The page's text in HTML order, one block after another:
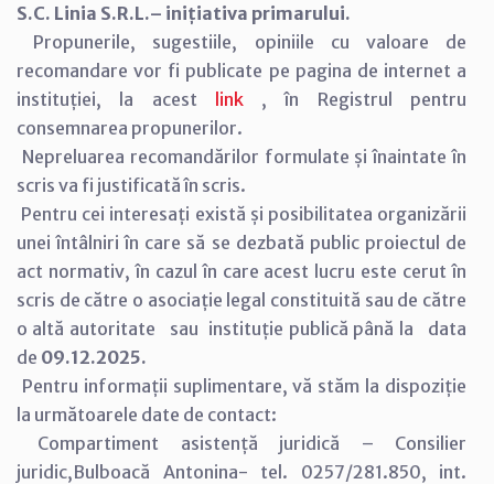
S.C. Linia S.R.L.– inițiativa primarului.
Propunerile, sugestiile, opiniile cu valoare de
recomandare vor fi publicate pe pagina de internet a
instituției, la acest link, în Registrul pentru
consemnarea propunerilor.
Nepreluarea recomandărilor formulate și înaintate în
scris va fi justificată în scris.
Pentru cei interesați există și posibilitatea organizării
unei întâlniri în care să se dezbată public proiectul de
act normativ, în cazul în care acest lucru este cerut în
scris de către o asociație legal constituită sau de către
o altă autoritate sau instituție publică până la data
de 09.12.2025.
Pentru informații suplimentare, vă stăm la dispoziție
la următoarele date de contact:
Compartiment asistență juridică – Consilier
juridic,Bulboacă Antonina- tel. 0257/281.850, int.